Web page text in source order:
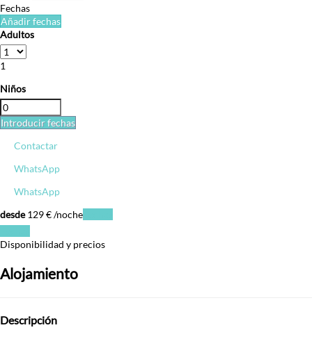
Fechas
Añadir fechas
Adultos
1
Niños
Introducir fechas
Contactar
WhatsApp
WhatsApp
desde129€/noche
Disponibilidad y precios
Alojamiento
Descripción